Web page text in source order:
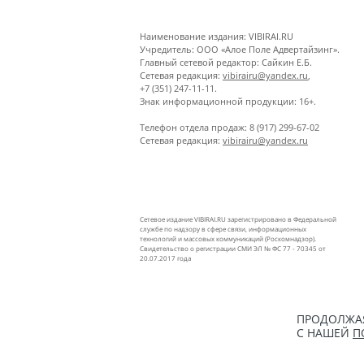
Наименование издания: VIBIRAI.RU
Учредитель: ООО «Алое Поле Адвертайзинг».
Главный сетевой редактор: Сайкин Е.Б.
Сетевая редакция: vibirairu@yandex.ru
+7 (351) 247-11-11.
Знак информационной продукции: 16+.
Телефон отдела продаж: 8 (917) 299-67-02
Сетевая редакция: vibirairu@yandex.ru
Сетевое издание VIBIRAI.RU зарегистрировано в Федеральной
службе по надзору в сфере связи, информационных
технологий и массовых коммуникаций (Роскомнадзор).
Свидетельство о регистрации СМИ ЭЛ № ФС 77 - 70345 от
20.07.2017 года
С НАШЕЙ